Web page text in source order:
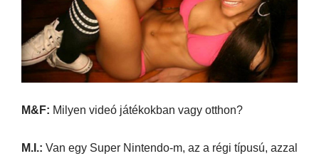
M&F: Milyen videó játékokban vagy otthon?
M.I.: Van egy Super Nintendo-m, az a régi típusú, azzal